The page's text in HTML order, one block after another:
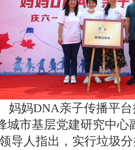
妈DNA亲子传播平台
市基层党建研究中心
导人指出，实行垃圾